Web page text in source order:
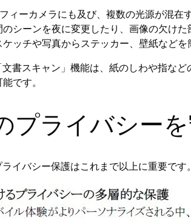
ィーカメラにも及び、複数の光源が混
シーンを夜に変更したり、画像の欠け
ッチや写真からステッカー、壁紙などを
書スキャン」機能は、紙のしわや指な
です。
プライバシー
イバシー保護はこれまで以上に重要で